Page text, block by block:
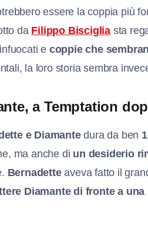
essere la coppia più
da Filippo Bisciglia sta
e coppie che
la loro storia sembra
a Temptation
e Diamantedura da ben
ma anche di un desiderio
Bernadetteaveva fatto il
Diamante di fronte a